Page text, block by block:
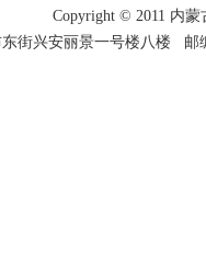
Copyright © 2011 内蒙
街兴安丽景一号楼八楼 邮